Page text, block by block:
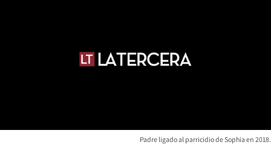
Padre ligado al parricidio de Sophia en 2018.